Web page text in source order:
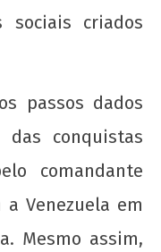
e a sua
sociais criados
passos dados
das conquistas
comandante
a Venezuela em
Mesmo assim,